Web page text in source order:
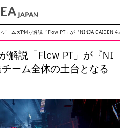
向け無償版 ソフトを購入
| お問合せ | メールマガジン
トリアル
イベント
Events
プロダクト
Products
ゲームズPMが解説「Flow PT」が『NINJA GAIDEN
解説「Flow PT」が『NI
ーム全体の土台となる